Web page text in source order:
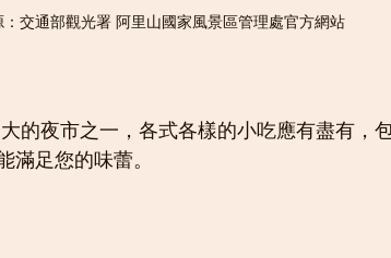
：交通部觀光署 阿里山國家風景區管理處官方網站
滿足您的味蕾。